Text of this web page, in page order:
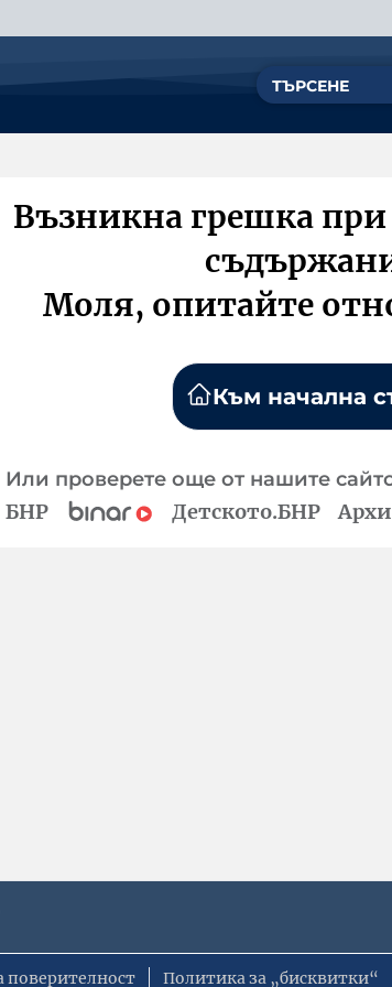
Възникна грешка при
Моля, опитайте
Към начална
Или проверете още от нашите
БНР Детското.БНР
поверителност Политика за „бисквитки“